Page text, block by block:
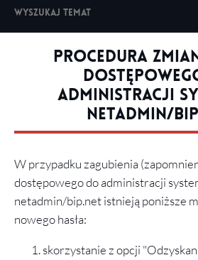
Procedura
administracji
netadmin/
W przypadku zagubienia
dostępowego do administracji
netadmin/bip.net istnieją poniższe
nowego hasła:
skorzystanie z opcji